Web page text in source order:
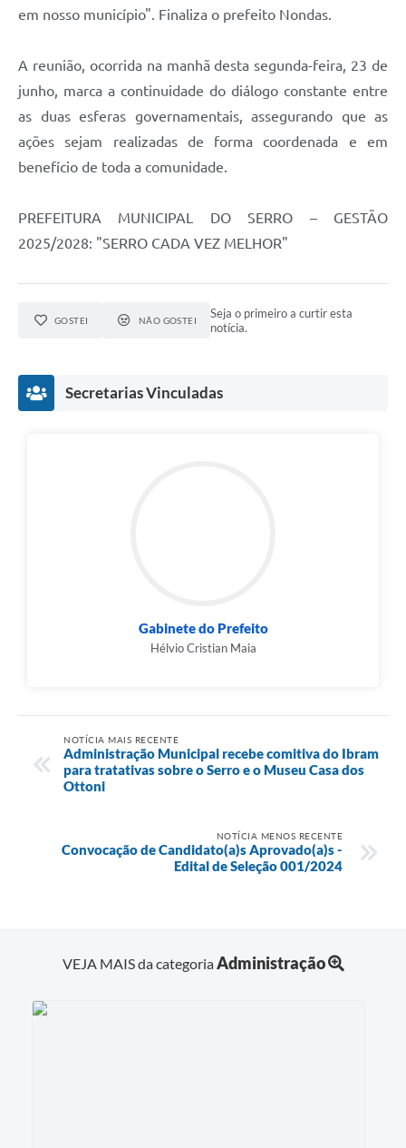
em nosso município". Finaliza o prefeito Nondas.
A reunião, ocorrida na manhã desta segunda-feira, 23 de
junho, marca a continuidade do diálogo constante entre
as duas esferas governamentais, assegurando que as
ações sejam realizadas de forma coordenada e em
benefício de toda a comunidade.
PREFEITURA MUNICIPAL DO SERRO – GESTÃO
2025/2028: "SERRO CADA VEZ MELHOR"
GOSTEI NÃO GOSTEI
Seja o primeiro a curtir esta
notícia.
Secretarias Vinculadas
Gabinete do Prefeito
Hélvio Cristian Maia
NOTÍCIA MAIS RECENTE
Administração Municipal recebe comitiva do Ibram
para tratativas sobre o Serro e o Museu Casa dos
Ottoni
NOTÍCIA MENOS RECENTE
Convocação de Candidato(a)s Aprovado(a)s -
Edital de Seleção 001/2024
VEJA MAIS da categoriaAdministração